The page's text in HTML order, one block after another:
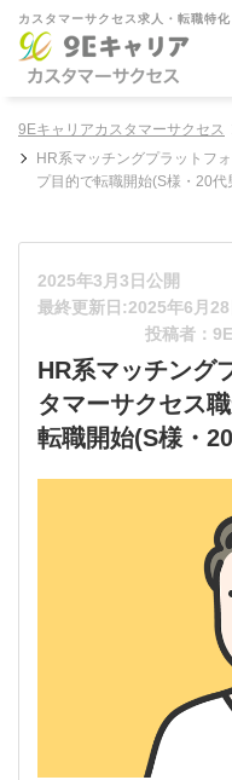
カスタマーサクセス求人・転職特化
9Eキャリアカスタマーサクセス
HR系マッチングプラットフ
プ目的で転職開始(S様・20代
2025年3月3日公開
最終更新日:2025年6月28
投稿者：
HR系マッチング
タマーサクセス
転職開始(S様・